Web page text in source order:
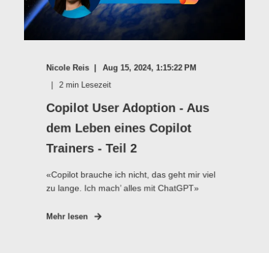
Nicole Reis
Aug 15, 2024, 1:15:22 PM
2 min Lesezeit
Copilot User Adoption - Aus
dem Leben eines Copilot
Trainers - Teil 2
«Copilot brauche ich nicht, das geht mir viel
zu lange. Ich mach’ alles mit ChatGPT»
Mehr lesen